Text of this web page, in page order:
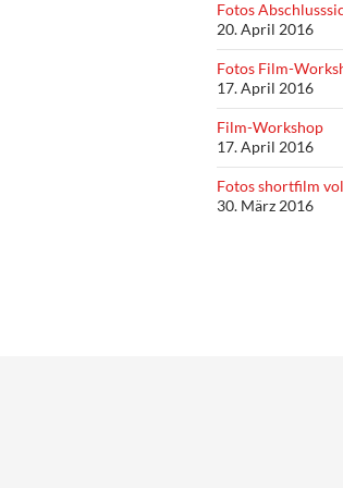
Fotos
20. April 2016
Fotos Film-
17. April 2016
Film-Workshop
17. April 2016
Fotos shortfilm
30. März 2016